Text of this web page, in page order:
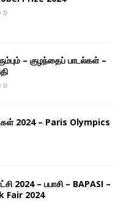
0
– குழந்தைப் பாடல்கள் –
0
2024 – Paris Olympics
2024 – பபாசி – BAPASI –
Fair 2024